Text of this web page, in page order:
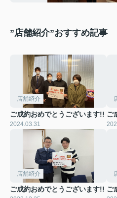
”店舗紹介”おすすめ記事
店舗紹介
ご成約おめでとうございます!!
2024.03.31
ご
店舗紹介
ご成約おめでとうございます!! ご